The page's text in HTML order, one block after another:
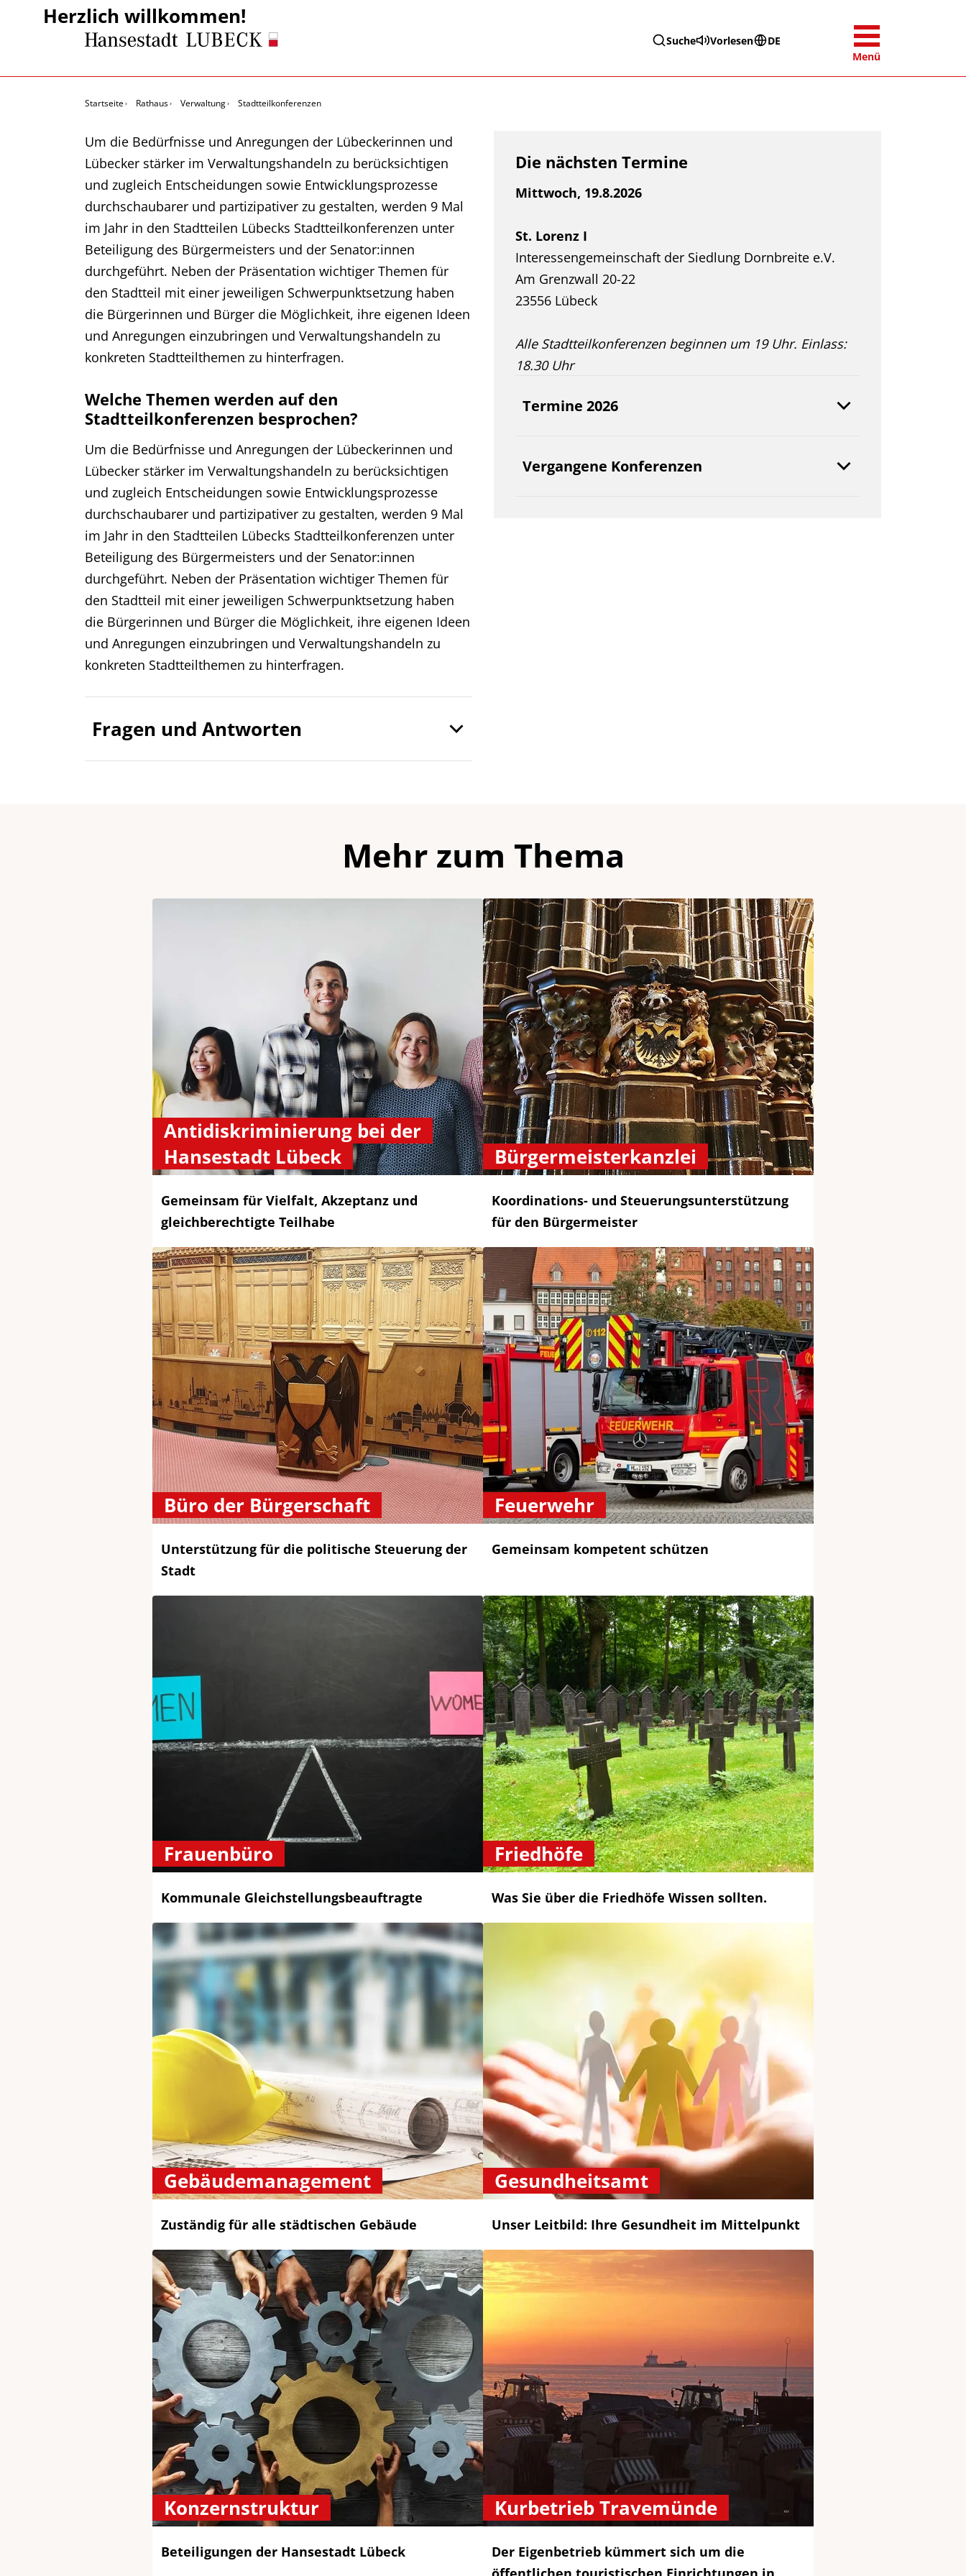
Suche Vorlesen
DE
Menü
Herzlich willkommen!
Startseite Rathaus Verwaltung Stadtteilkonferenzen
Um die Bedürfnisse und Anregungen der Lübeckerinnen und
Lübecker stärker im Verwaltungshandeln zu berücksichtigen
und zugleich Entscheidungen sowie Entwicklungsprozesse
durchschaubarer und partizipativer zu gestalten, werden 9 Mal
im Jahr in den Stadtteilen Lübecks Stadtteilkonferenzen unter
Beteiligung des Bürgermeisters und der Senator:innen
durchgeführt. Neben der Präsentation wichtiger Themen für
den Stadtteil mit einer jeweiligen Schwerpunktsetzung haben
die Bürgerinnen und Bürger die Möglichkeit, ihre eigenen Ideen
und Anregungen einzubringen und Verwaltungshandeln zu
konkreten Stadtteilthemen zu hinterfragen.
Welche Themen werden auf den
Stadtteilkonferenzen besprochen?
Um die Bedürfnisse und Anregungen der Lübeckerinnen und
Lübecker stärker im Verwaltungshandeln zu berücksichtigen
und zugleich Entscheidungen sowie Entwicklungsprozesse
durchschaubarer und partizipativer zu gestalten, werden 9 Mal
im Jahr in den Stadtteilen Lübecks Stadtteilkonferenzen unter
Beteiligung des Bürgermeisters und der Senator:innen
durchgeführt. Neben der Präsentation wichtiger Themen für
den Stadtteil mit einer jeweiligen Schwerpunktsetzung haben
die Bürgerinnen und Bürger die Möglichkeit, ihre eigenen Ideen
und Anregungen einzubringen und Verwaltungshandeln zu
konkreten Stadtteilthemen zu hinterfragen.
Fragen und Antworten
Die nächsten Termine
Mittwoch, 19.8.2026
St. Lorenz I
Interessengemeinschaft der Siedlung Dornbreite e.V.
Am Grenzwall 20-22
23556 Lübeck
Alle Stadtteilkonferenzen beginnen um 19 Uhr. Einlass:
18.30 Uhr
Termine 2026
Vergangene Konferenzen
Mehr zum Thema
Antidiskriminierung bei der
Hansestadt Lübeck
Gemeinsam für Vielfalt, Akzeptanz und
gleichberechtigte Teilhabe
Bürgermeisterkanzlei
Koordinations- und Steuerungsunterstützung
für den Bürgermeister
Büro der Bürgerschaft
Unterstützung für die politische Steuerung der
Stadt
Feuerwehr
Gemeinsam kompetent schützen
Frauenbüro
Kommunale Gleichstellungsbeauftragte
Friedhöfe
Was Sie über die Friedhöfe Wissen sollten.
Gebäudemanagement
Zuständig für alle städtischen Gebäude
Gesundheitsamt
Unser Leitbild: Ihre Gesundheit im Mittelpunkt
Konzernstruktur
Beteiligungen der Hansestadt Lübeck
Kurbetrieb Travemünde
Der Eigenbetrieb kümmert sich um die